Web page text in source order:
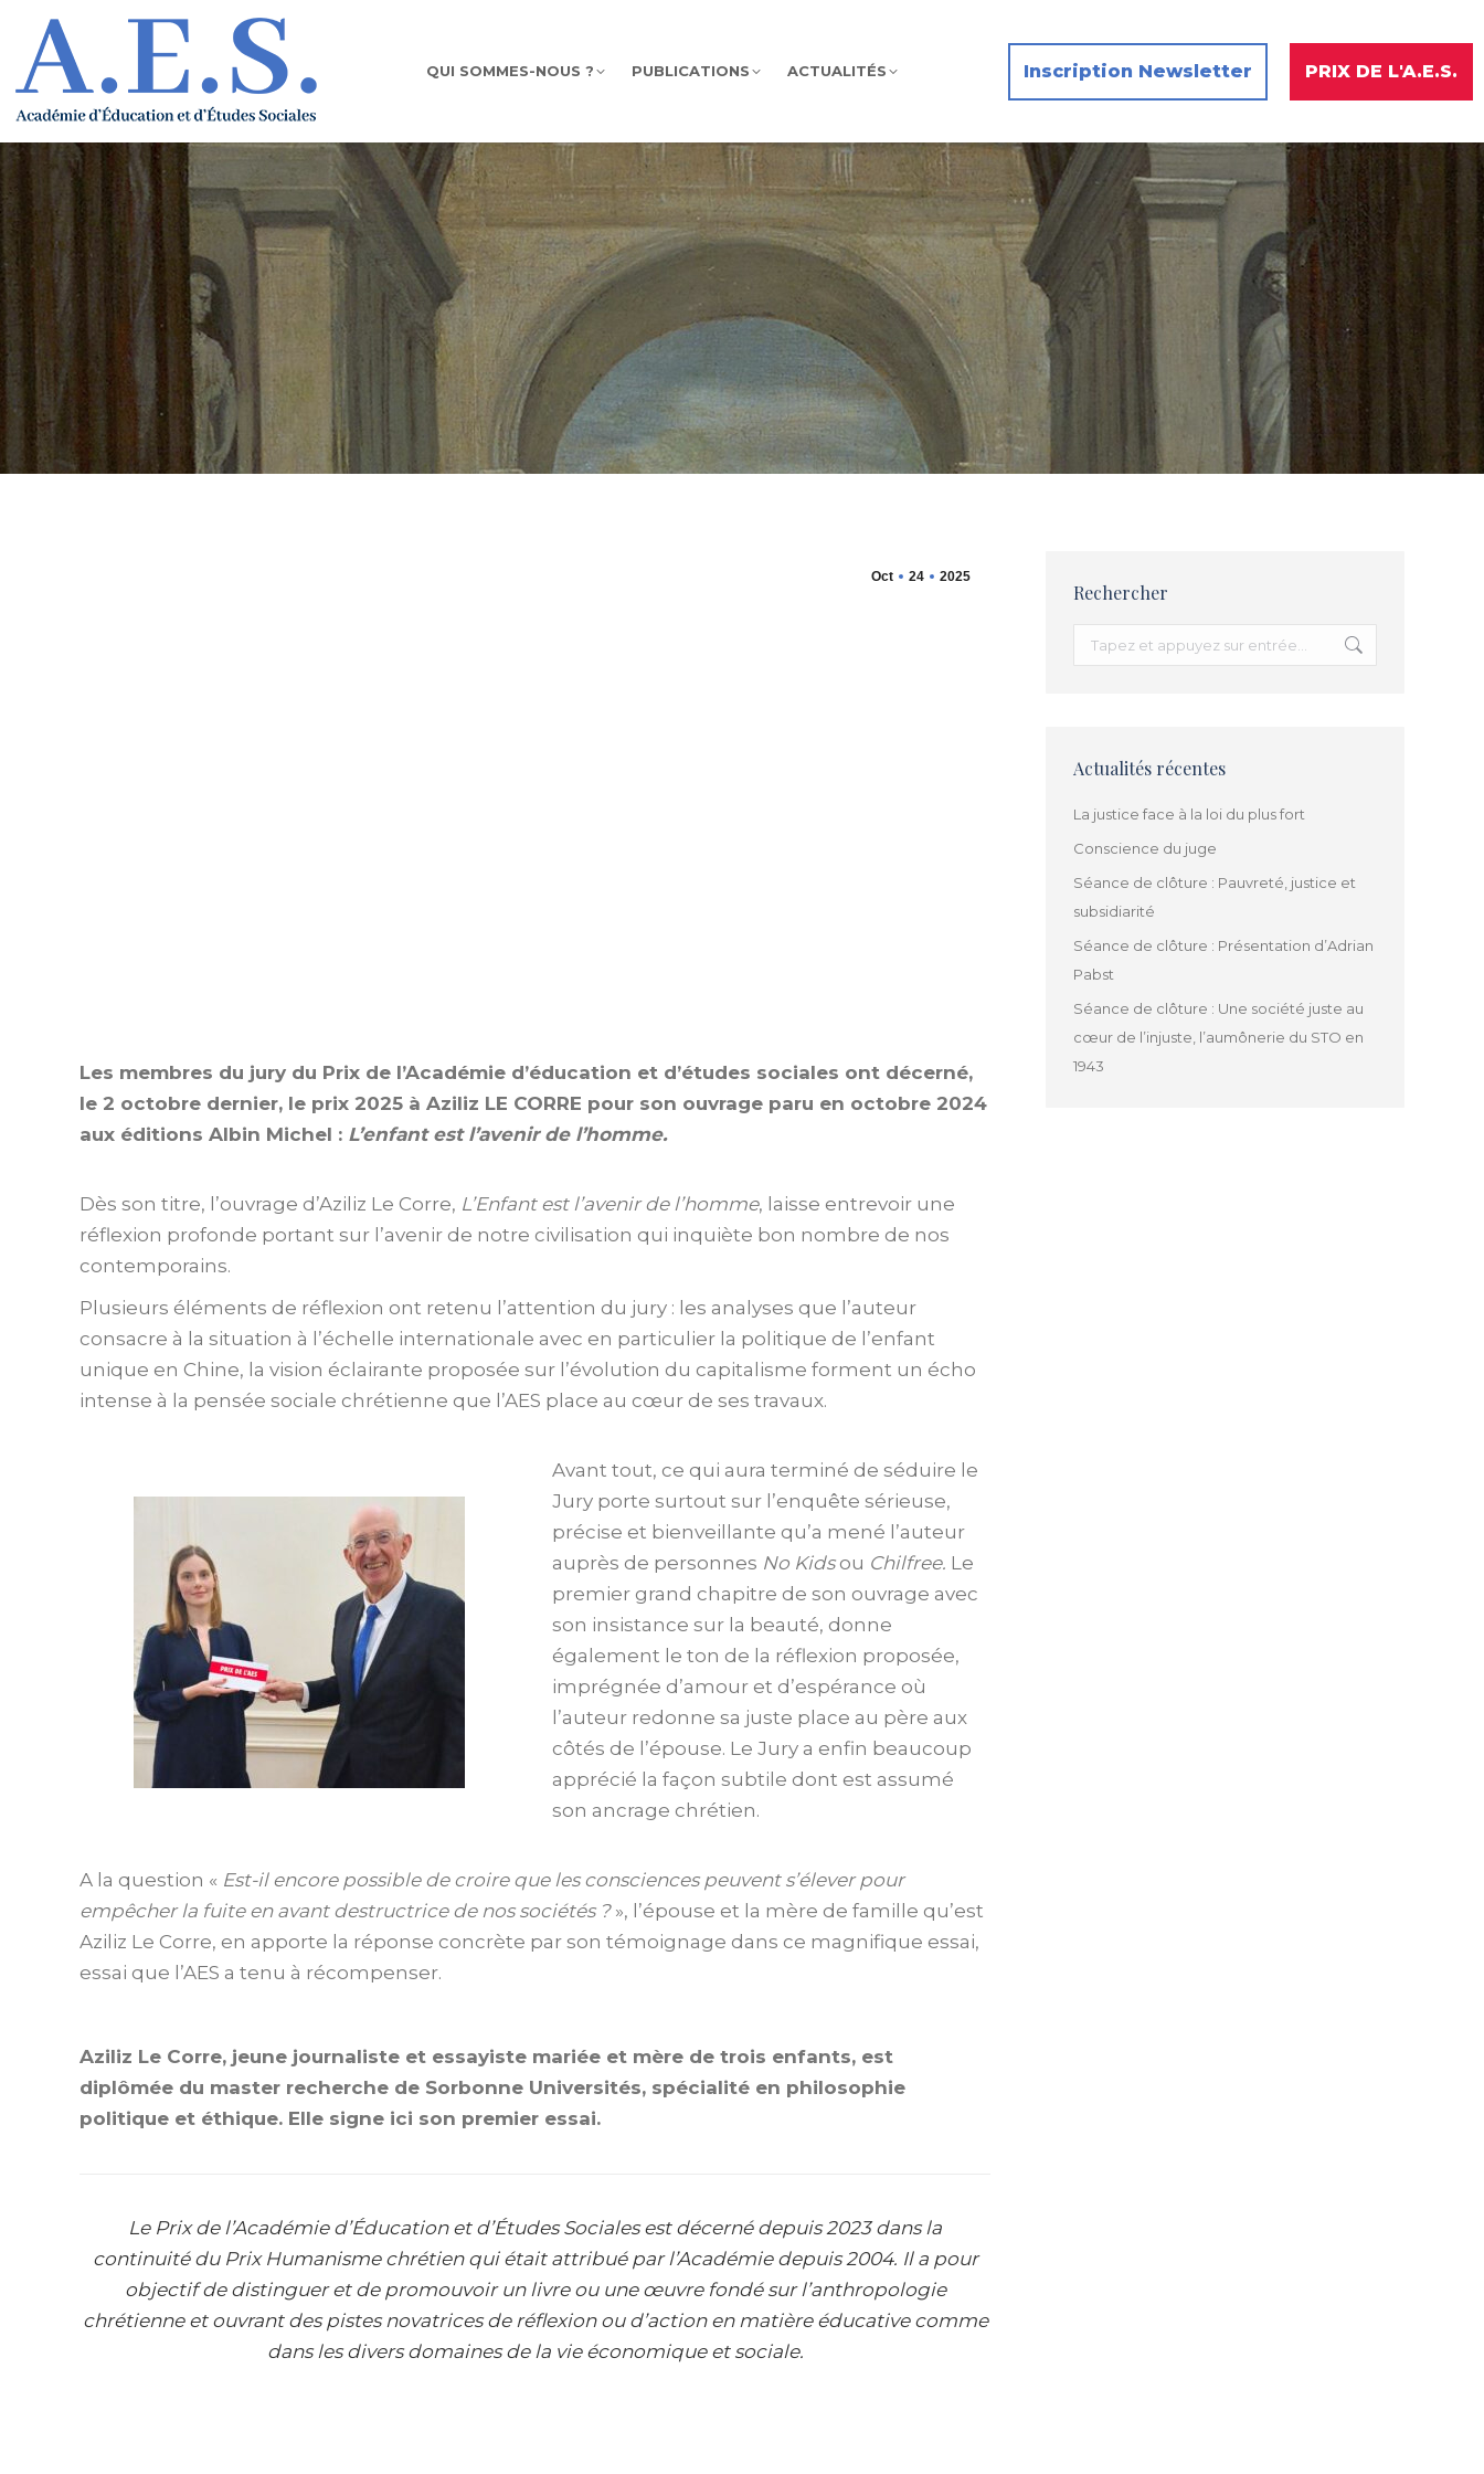
QUI SOMMES-NOUS ? PUBLICATIONS ACTUALITÉS Inscription Newsletter PRIX DE L'A.E.S.
Oct 24 2025
Les membres du jury du Prix de l’Académie d’éducation et d’études sociales ont décerné,
le 2 octobre dernier, le prix 2025 à Aziliz LE CORRE pour son ouvrage paru en octobre 2024
aux éditions Albin Michel : L’enfant est l’avenir de l’homme.
Dès son titre, l’ouvrage d’Aziliz Le Corre, L’Enfant est l’avenir de l’homme, laisse entrevoir une
réflexion profonde portant sur l’avenir de notre civilisation qui inquiète bon nombre de nos
contemporains.
Plusieurs éléments de réflexion ont retenu l’attention du jury : les analyses que l’auteur
consacre à la situation à l’échelle internationale avec en particulier la politique de l’enfant
unique en Chine, la vision éclairante proposée sur l’évolution du capitalisme forment un écho
intense à la pensée sociale chrétienne que l’AES place au cœur de ses travaux.
Avant tout, ce qui aura terminé de séduire le
Jury porte surtout sur l’enquête sérieuse,
précise et bienveillante qu’a mené l’auteur
auprès de personnes No Kidsou Chilfree. Le
premier grand chapitre de son ouvrage avec
son insistance sur la beauté, donne
également le ton de la réflexion proposée,
imprégnée d’amour et d’espérance où
l’auteur redonne sa juste place au père aux
côtés de l’épouse. Le Jury a enfin beaucoup
apprécié la façon subtile dont est assumé
son ancrage chrétien.
A la question « Est-il encore possible de croire que les consciences peuvent s’élever pour
empêcher la fuite en avant destructrice de nos sociétés ?», l’épouse et la mère de famille qu’est
Aziliz Le Corre, en apporte la réponse concrète par son témoignage dans ce magnifique essai,
essai que l’AES a tenu à récompenser.
Aziliz Le Corre, jeune journaliste et essayiste mariée et mère de trois enfants, est
diplômée du master recherche de Sorbonne Universités, spécialité en philosophie
politique et éthique. Elle signe ici son premier essai.
Le Prix de l’Académie d’Éducation et d’Études Sociales est décerné depuis 2023 dans la
continuité du Prix Humanisme chrétien qui était attribué par l’Académie depuis 2004. Il a pour
objectif de distinguer et de promouvoir un livre ou une œuvre fondé sur l’anthropologie
chrétienne et ouvrant des pistes novatrices de réflexion ou d’action en matière éducative comme
dans les divers domaines de la vie économique et sociale.
Rechercher
Recherche
:
Actualités récentes
La justice face à la loi du plus fort
Conscience du juge
Séance de clôture : Pauvreté, justice et
subsidiarité
Séance de clôture : Présentation d’Adrian
Pabst
Séance de clôture : Une société juste au
cœur de l’injuste, l’aumônerie du STO en
1943